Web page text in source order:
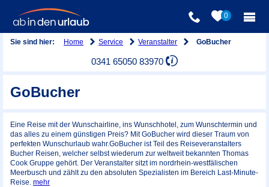
0
Sie sind hier: Home Service Veranstalter GoBucher
0341 65050 83970
GoBucher
Eine Reise mit der Wunschairline, ins Wunschhotel, zum Wunschtermin und
das alles zu einem günstigen Preis? Mit GoBucher wird dieser Traum von
perfekten Wunschurlaub wahr.GoBucher ist Teil des Reiseveranstalters
Bucher Reisen, welcher selbst wiederum zur weltweit bekannten Thomas
Cook Gruppe gehört. Der Veranstalter sitzt im nordrhein-westfälischen
Meerbusch und zählt zu den absoluten Spezialisten im Bereich Last-Minute-
Reise. mehr